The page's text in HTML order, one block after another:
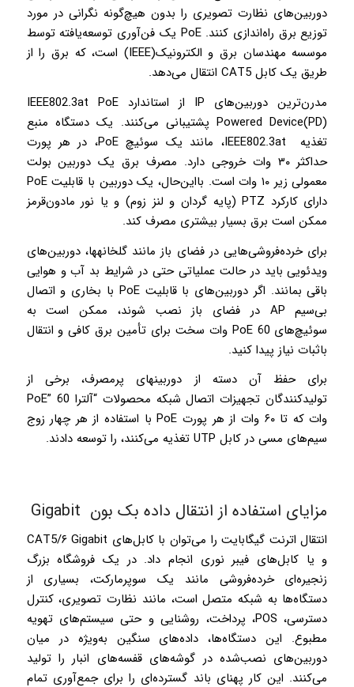
دوربین‌های نظارت تصویری را بدون هیچ‌گونه نگرانی در مورد
توزیع برق راه‌اندازی کنند. PoE یک فن‌آوری توسعه‌یافته توسط
موسسه مهندسان برق و الکترونیک­(IEEE) است، که برق را از
طریق یک کابل CAT5 انتقال می‌دهد.
مدرن‌ترین دوربین‌های IP از استاندارد IEEE802.3at PoE
Powered Device­(PD) پشتیبانی می‌کنند. یک دستگاه منبع
تغذیه IEEE802.3at، مانند یک سوئیچ PoE، در هر پورت
حداکثر ۳۰ وات خروجی دارد. مصرف برق یک دوربین بولت
معمولی زیر ۱۰ وات است. بااین‌حال، یک دوربین با قابلیت­ PoE
دارای کارکرد PTZ­ (پایه گردان و لنز زوم) و یا نور مادون‌قرمز
ممکن است برق بسیار بیشتری مصرف کند.
برای خرده‌فروشی‌هایی در فضای باز مانند گلخانه­ها، دوربین‌های
ویدئویی باید در حالت عملیاتی حتی در شرایط بد آب و هوایی
باقی بمانند. اگر دوربین‌های با قابلیت PoE با بخاری و اتصال
بی‌سیم AP در فضای باز نصب شوند، ممکن است به
سوئیچ‌های PoE 60 وات سخت برای تأمین برق کافی و انتقال
باثبات نیاز پیدا کنید.
برای حفظ آن دسته از دوربین­های پرمصرف، برخی از
تولیدکنندگان تجهیزات اتصال شبکه محصولات “آلترا PoE” 60
وات که تا ۶۰ وات از هر پورت PoE با استفاده از هر چهار زوج
سیم‌های مسی در کابل UTP تغذیه می‌کنند، را توسعه دادند.
مزایای استفاده از انتقال داده بک بون Gigabit
انتقال اترنت گیگابایت را می‌توان با کابل‌های CAT5­/­۶ Gigabit
و یا کابل‌های فیبر نوری انجام داد. در یک فروشگاه بزرگ
زنجیره‌ای خرده‌فروشی مانند یک سوپرمارکت، بسیاری از
دستگاه‌ها به شبکه متصل است، مانند نظارت تصویری، کنترل
دسترسی، POS، پرداخت، روشنایی و حتی سیستم‌های تهویه
مطبوع. این دستگاه‌ها، داده‌های سنگین به‌ویژه در میان
دوربین‌های نصب‌شده در گوشه‌های قفسه‌های انبار را تولید
می‌کنند. این کار پهنای باند گسترده‌ای را برای جمع‌آوری تمام